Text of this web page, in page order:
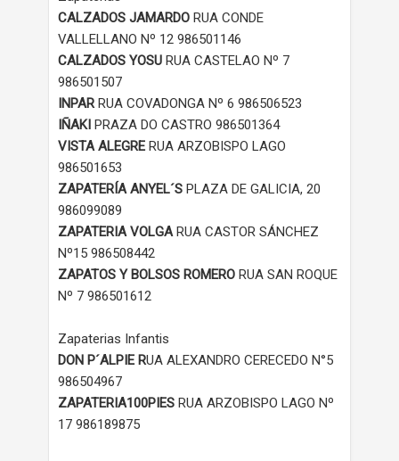
CALZADOS JAMARDO RUA CONDE
VALLELLANO Nº 12 986501146
CALZADOS YOSU RUA CASTELAO Nº 7
986501507
INPARRUA COVADONGA Nº 6 986506523
IÑAKI PRAZA DO CASTRO 986501364
VISTA ALEGRE RUA ARZOBISPO LAGO
986501653
ZAPATERÍA ANYEL´S PLAZA DE GALICIA, 20
986099089
ZAPATERIA VOLGARUA CASTOR SÁNCHEZ
Nº15 986508442
ZAPATOS Y BOLSOS ROMERO RUA SAN ROQUE
Nº 7 986501612
Zapaterias Infantis
DON P´ALPIE RUA ALEXANDRO CERECEDO N°5
986504967
ZAPATERIA100PIES RUA ARZOBISPO LAGO Nº
17 986189875